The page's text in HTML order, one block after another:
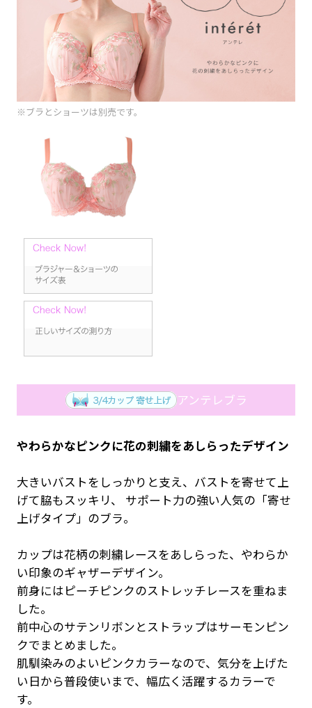
※ブラとショーツは別売です。
アンテレブラ
やわらかなピンクに花の刺繍をあしらったデザイン
大きいバストをしっかりと支え、バストを寄せて上
げて脇もスッキリ、 サポート力の強い人気の「寄せ
上げタイプ」のブラ。
カップは花柄の刺繍レースをあしらった、やわらか
い印象のギャザーデザイン。
前身にはピーチピンクのストレッチレースを重ねま
した。
前中心のサテンリボンとストラップはサーモンピン
クでまとめました。
肌馴染みのよいピンクカラーなので、気分を上げた
い日から普段使いまで、幅広く活躍するカラーで
す。